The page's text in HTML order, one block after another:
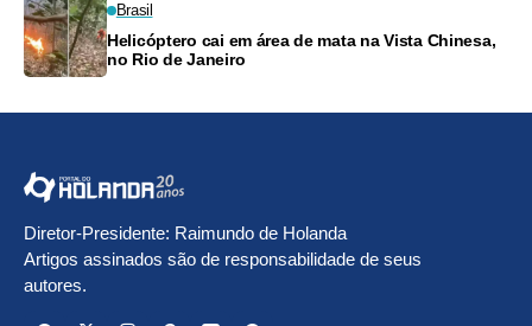
Brasil
Helicóptero cai em área de mata na Vista Chinesa,
no Rio de Janeiro
Diretor-Presidente: Raimundo de Holanda
Artigos assinados são de responsabilidade de seus
autores.